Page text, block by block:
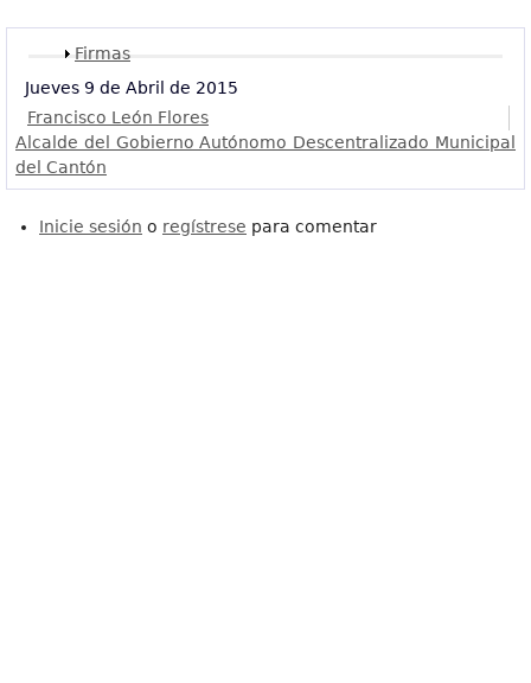
Mostrar
Firmas
Jueves 9 de Abril de 2015
Francisco León Flores
Alcalde del Gobierno Autónomo Descentralizado Municipal
del Cantón
Inicie sesión o regístrese para comentar